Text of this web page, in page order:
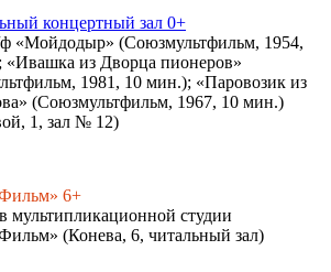
концертный зал 0+
«Мойдодыр» (Союзмультфильм, 1954,
«Ивашка из Дворца пионеров»
1981, 10 мин.); «Паровозик из
(Союзмультфильм, 1967, 10 мин.)
1, зал № 12)
6+
мультипликационной студии
(Конева, 6, читальный зал)